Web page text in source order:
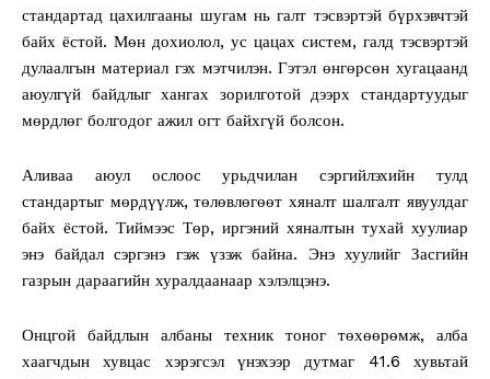
стандартад цахилгааны шугам нь галт тэсвэртэй бүрхэвчтэй
байх ёстой. Мөн дохиолол, ус цацах систем, галд тэсвэртэй
дулаалгын материал гэх мэтчилэн. Гэтэл өнгөрсөн хугацаанд
аюулгүй байдлыг хангах зорилготой дээрх стандартуудыг
мөрдлөг болгодог ажил огт байхгүй болсон.
Аливаа аюул ослоос урьдчилан сэргийлэхийн тулд
стандартыг мөрдүүлж, төлөвлөгөөт хяналт шалгалт явуулдаг
байх ёстой. Тиймээс Төр, иргэний хяналтын тухай хуулиар
энэ байдал сэргэнэ гэж үзэж байна. Энэ хуулийг Засгийн
газрын дараагийн хуралдаанаар хэлэлцэнэ.
Онцгой байдлын албаны техник тоног төхөөрөмж, алба
хаагчдын хувцас хэрэгсэл үнэхээр дутмаг 41.6 хувьтай